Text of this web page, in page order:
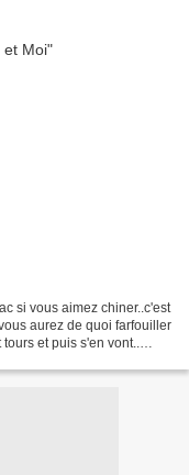
si vous aimez chiner..c'est
aurez de quoi farfouiller
et puis s'en vont..